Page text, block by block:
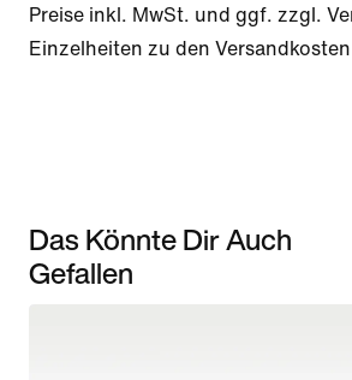
Preise inkl. MwSt. und ggf. zzgl.
Einzelheiten zu den
Das Könnte Dir Auch
Gefallen